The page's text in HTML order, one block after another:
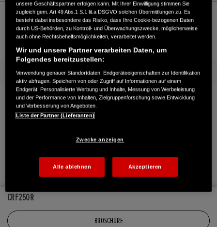
CRF250R
BROSCHÜRE
Honda Motorräder Modelle Cross & Trial CRF250R Angebote
Mehr von Honda
Folge uns auf
Honda RoadSync Connected Services and Products
unsere Geschäftspartner erfolgen kann. Mit Ihrer Einwilligung stimmen Sie
zugleich gem. Art.49 Abs.1 S.1 lit.a DSGVO solchen Übermittlungen zu. Es
besteht dabei insbesondere das Risiko, dass Ihre Cookie-bezogenen Daten
durch US-Behörden, zu Kontroll- und Überwachungszwecke, möglicherweise
auch ohne Rechtsbehelfsmöglichkeiten, verarbeitet werden.
Wir und unsere Partner verarbeiten Daten, um
Folgendes bereitzustellen:
Verwendung genauer Standortdaten. Endgeräteeigenschaften zur Identifikation
aktiv abfragen. Speichern von oder Zugriff auf Informationen auf einem
Endgerät. Personalisierte Werbung und Inhalte, Messung von Werbeleistung
und der Performance von Inhalten, Zielgruppenforschung sowie Entwicklung
und Verbesserung von Angeboten.
Liste der Partner (Lieferanten)
Zwecke anzeigen
Alle ablehnen Akzeptieren